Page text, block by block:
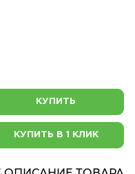
КУПИТЬ
КУПИТЬ В 1 КЛИК